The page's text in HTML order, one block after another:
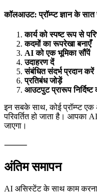
एक अच्छे मेगा-प्रॉम्प्ट के दिल में
कॉलआउट: प्रॉम्प्ट ज्ञान के सात
कार्य को स्पष्ट रूप से
कदमों का रूपरेखा बनाएँ
AI को एक भूमिका सौंपें
उदाहरण दें
प्रतिबंध जोड़ें
आउटपुट प्रारूप निर्दिष्ट
परिवर्तित हो जाता है। आपका
⸻